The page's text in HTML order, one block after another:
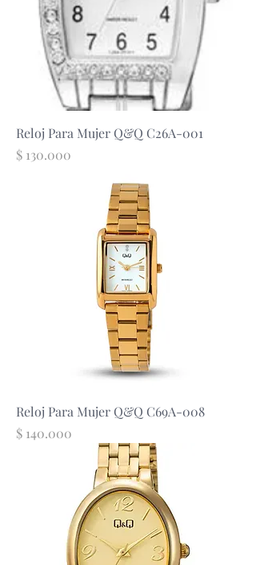
Reloj Para Mujer Q&Q C26A-001
Precio
$ 130.000
Reloj Para Mujer Q&Q C69A-008
Precio
$ 140.000